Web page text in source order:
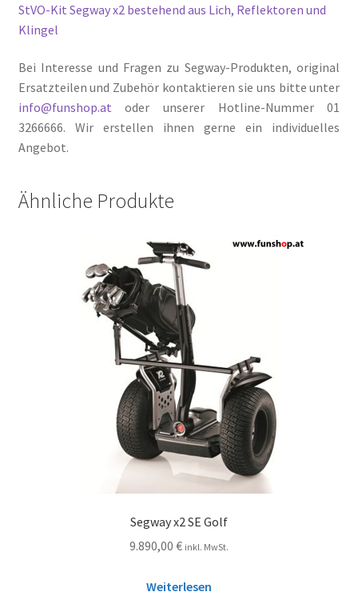
StVO-Kit Segway x2 bestehend aus Lich, Reflektoren und
Klingel
Bei Interesse und Fragen zu Segway-Produkten, original
Ersatzteilen und Zubehör kontaktieren sie uns bitte unter
info@funshop.at oder unserer Hotline-Nummer 01
3266666. Wir erstellen ihnen gerne ein individuelles
Angebot.
Ähnliche Produkte
Segway x2 SE Golf
9.890,00 € inkl. MwSt.
Weiterlesen